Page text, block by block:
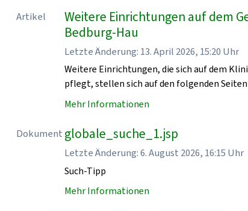
Artikel
Weitere Einrichtungen auf dem
Bedburg-Hau
Letzte Änderung: 13. April 2026, 15:20 Uhr
Weitere Einrichtungen, die sich auf dem
pflegt, stellen sich auf den folgenden Seiten
Mehr Informationen
Dokument globale_suche_1.jsp
Letzte Änderung: 6. August 2026, 16:15 Uhr
Such-Tipp
Mehr Informationen